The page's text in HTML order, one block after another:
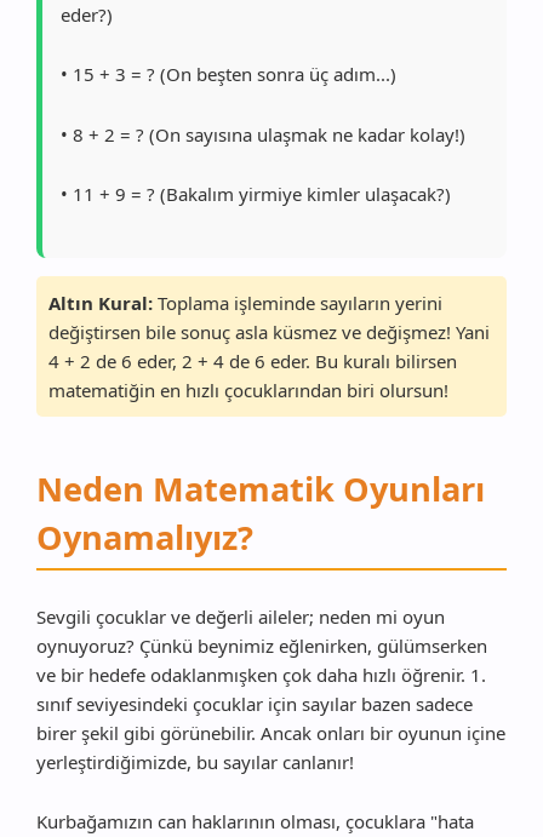
eder?)
• 15 + 3 = ? (On beşten sonra üç adım...)
• 8 + 2 = ? (On sayısına ulaşmak ne kadar kolay!)
• 11 + 9 = ? (Bakalım yirmiye kimler ulaşacak?)
Altın Kural: Toplama işleminde sayıların yerini
değiştirsen bile sonuç asla küsmez ve değişmez! Yani
4 + 2 de 6 eder, 2 + 4 de 6 eder. Bu kuralı bilirsen
matematiğin en hızlı çocuklarından biri olursun!
Neden Matematik Oyunları
Oynamalıyız?
Sevgili çocuklar ve değerli aileler; neden mi oyun
oynuyoruz? Çünkü beynimiz eğlenirken, gülümserken
ve bir hedefe odaklanmışken çok daha hızlı öğrenir. 1.
sınıf seviyesindeki çocuklar için sayılar bazen sadece
birer şekil gibi görünebilir. Ancak onları bir oyunun içine
yerleştirdiğimizde, bu sayılar canlanır!
Kurbağamızın can haklarının olması, çocuklara "hata